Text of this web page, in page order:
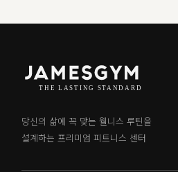
당신의 삶에 꼭 맞는 웰니스 루틴을
설계하는 프리미엄 피트니스 센터